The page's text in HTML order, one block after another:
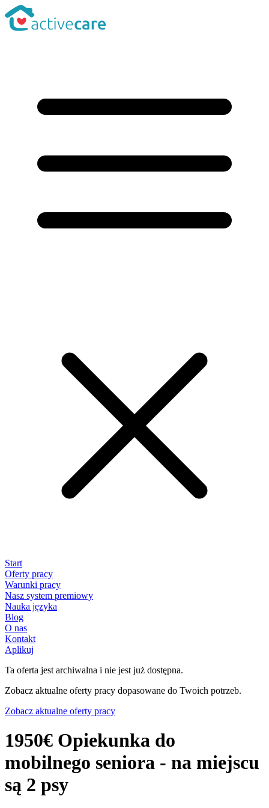
Start
Oferty pracy
Warunki pracy
Nasz system premiowy
Nauka języka
Blog
O nas
Kontakt
Aplikuj
Ta oferta jest archiwalna i nie jest już dostępna.
Zobacz aktualne oferty pracy dopasowane do Twoich potrzeb.
Zobacz aktualne oferty pracy
1950€ Opiekunka do
mobilnego seniora - na miejscu
są 2 psy